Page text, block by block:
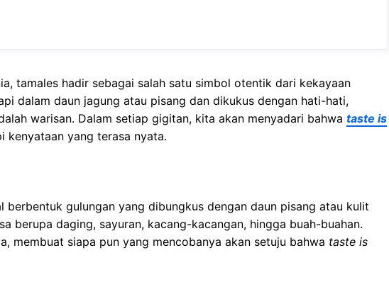
tamales hadir sebagai salah satu simbol otentik dari kekayaan
dalam daun jagung atau pisang dan dikukus dengan hati-hati,
warisan. Dalam setiap gigitan, kita akan menyadari bahwa taste is
kenyataan yang terasa nyata.
berbentuk gulungan yang dibungkus dengan daun pisang atau kulit
berupa daging, sayuran, kacang-kacangan, hingga buah-buahan.
membuat siapa pun yang mencobanya akan setuju bahwa taste is